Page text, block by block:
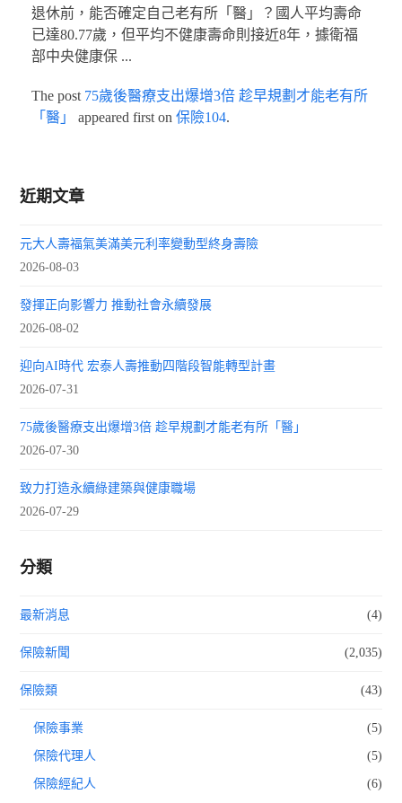
退休前，能否確定自己老有所「醫」？國人平均壽命
已達80.77歲，但平均不健康壽命則接近8年，據衛福
部中央健康保 ...
The post 75歲後醫療支出爆增3倍 趁早規劃才能老有所
「醫」
appeared first on 保險104.
近期文章
元大人壽福氣美滿美元利率變動型終身壽險
2026-08-03
發揮正向影響力 推動社會永續發展
2026-08-02
迎向AI時代 宏泰人壽推動四階段智能轉型計畫
2026-07-31
75歲後醫療支出爆增3倍 趁早規劃才能老有所「醫」
2026-07-30
致力打造永續綠建築與健康職場
2026-07-29
分類
最新消息 (4)
保險新聞 (2,035)
保險類 (43)
保險事業 (5)
保險代理人 (5)
保險經紀人 (6)